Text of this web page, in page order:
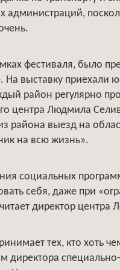
администраций,
фестиваля, было
На выставку приехали
район регулярно
центра Людмила
района выезд на
на всю жизнь».
социальных
себя, даже при
директор центра
тех, кто хоть
директора